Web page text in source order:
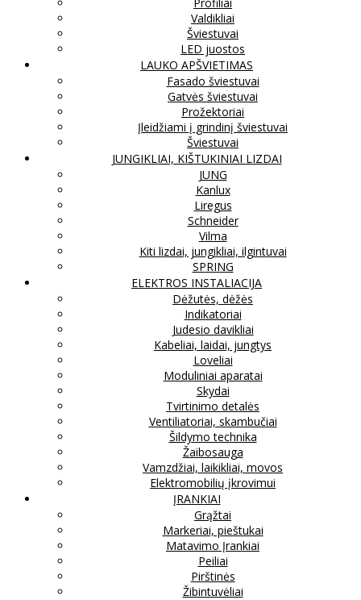
Valdikliai
Šviestuvai
LED juostos
LAUKO APŠVIETIMAS
Fasado šviestuvai
Gatvės šviestuvai
Prožektoriai
Įleidžiami į grindinį šviestuvai
Šviestuvai
JUNGIKLIAI, KIŠTUKINIAI LIZDAI
JUNG
Kanlux
Liregus
Schneider
Vilma
Kiti lizdai, jungikliai, ilgintuvai
SPRING
ELEKTROS INSTALIACIJA
Dėžutės, dėžės
Indikatoriai
Judesio davikliai
Kabeliai, laidai, jungtys
Loveliai
Moduliniai aparatai
Skydai
Tvirtinimo detalės
Ventiliatoriai, skambučiai
Šildymo technika
Žaibosauga
Vamzdžiai, laikikliai, movos
Elektromobilių įkrovimui
ĮRANKIAI
Grąžtai
Markeriai, pieštukai
Matavimo Įrankiai
Peiliai
Pirštinės
Žibintuvėliai